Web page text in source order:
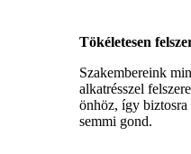
Tökéletesen
Szakembereink
alkatrésszel
önhöz, így
semmi gond.